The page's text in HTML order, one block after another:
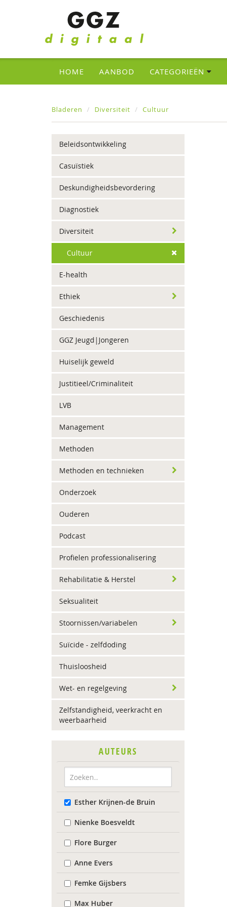
HOME AANBOD CATEGORIEËN
Bladeren Diversiteit Cultuur
Beleidsontwikkeling
Casuïstiek
Deskundigheidsbevordering
Diagnostiek
Diversiteit
Cultuur
E-health
Ethiek
Geschiedenis
GGZ Jeugd|Jongeren
Huiselijk geweld
Justitieel/Criminaliteit
LVB
Management
Methoden
Methoden en technieken
Onderzoek
Ouderen
Podcast
Profielen professionalisering
Rehabilitatie & Herstel
Seksualiteit
Stoornissen/variabelen
Suïcide - zelfdoding
Thuisloosheid
Wet- en regelgeving
Zelfstandigheid, veerkracht en
weerbaarheid
AUTEURS
Esther Krijnen-de Bruin
Nienke Boesveldt
Flore Burger
Anne Evers
Femke Gijsbers
Max Huber